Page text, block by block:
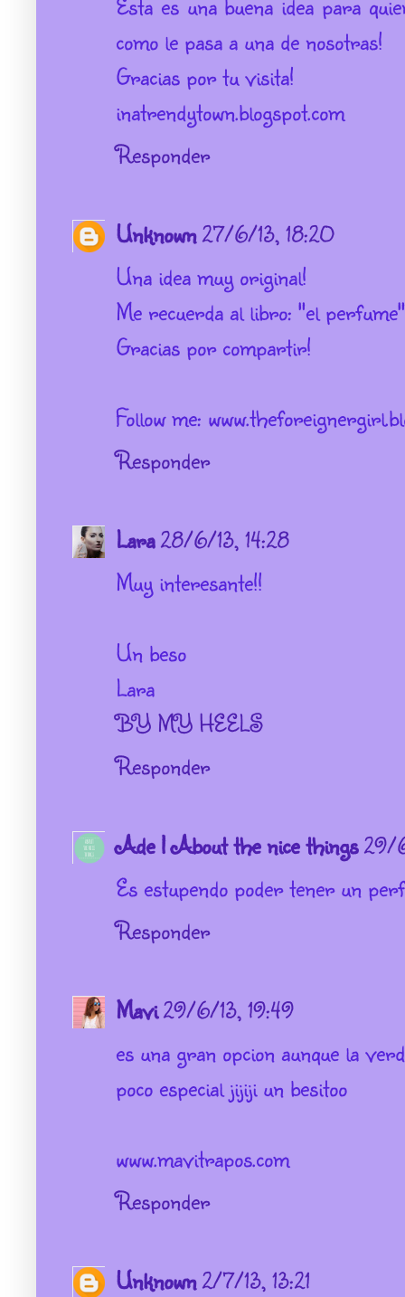
como le pasa a una de nosotras!
Gracias por tu visita!
inatrendytown.blogspot.com
Responder
Unknown27/6/13, 18:20
Una idea muy original!
Me recuerda al libro: "el
Gracias por compartir!
Follow me:
Responder
Lara28/6/13, 14:28
Muy interesante!!
Un beso
Lara
BY MY HEELS
Responder
Ade | About the nice things29/
Es estupendo poder tener un
Responder
Mavi29/6/13, 19:49
es una gran opcion aunque la
poco especial jijiji un besitoo
www.mavitrapos.com
Responder
Unknown2/7/13, 13:21